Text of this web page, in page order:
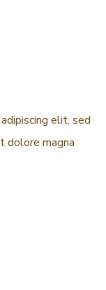
elit, sed
dolore magna